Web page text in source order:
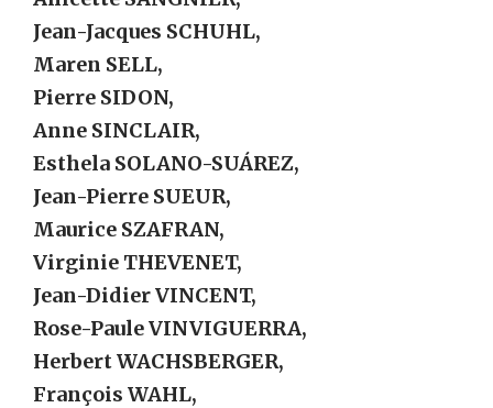
Jean-Jacques SCHUHL,
Maren SELL,
Pierre SIDON,
Anne SINCLAIR,
Esthela SOLANO-SUÁREZ,
Jean-Pierre SUEUR,
Maurice SZAFRAN,
Virginie THEVENET,
Jean-Didier VINCENT,
Rose-Paule VINVIGUERRA,
Herbert WACHSBERGER,
François WAHL,